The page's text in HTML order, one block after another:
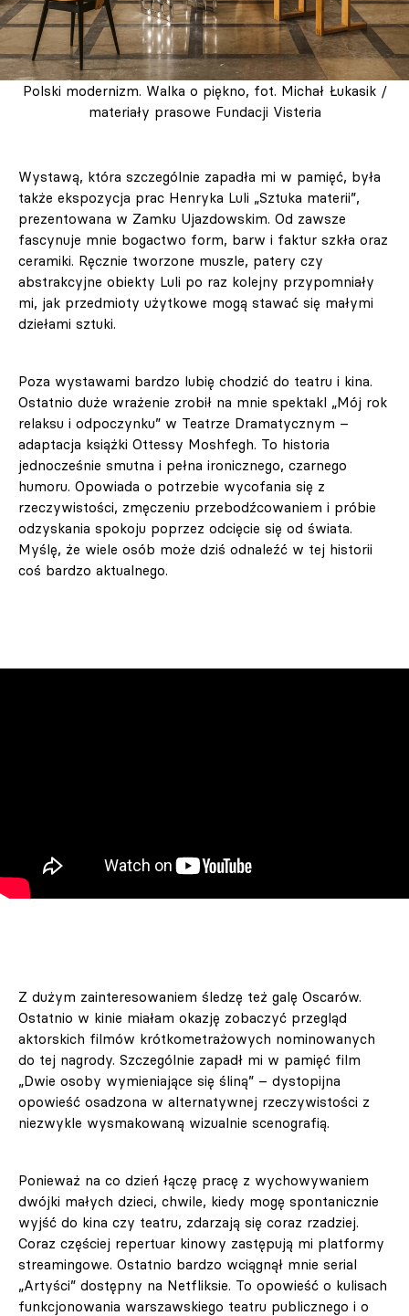
Polski modernizm. Walka o piękno, fot. Michał Łukasik /
materiały prasowe Fundacji Visteria
Wystawą, która szczególnie zapadła mi w pamięć, była
także ekspozycja prac Henryka Luli „Sztuka materii”,
prezentowana w Zamku Ujazdowskim. Od zawsze
fascynuje mnie bogactwo form, barw i faktur szkła oraz
ceramiki. Ręcznie tworzone muszle, patery czy
abstrakcyjne obiekty Luli po raz kolejny przypomniały
mi, jak przedmioty użytkowe mogą stawać się małymi
dziełami sztuki.
Poza wystawami bardzo lubię chodzić do teatru i kina.
Ostatnio duże wrażenie zrobił na mnie spektakl „Mój rok
relaksu i odpoczynku” w Teatrze Dramatycznym –
adaptacja książki Ottessy Moshfegh. To historia
jednocześnie smutna i pełna ironicznego, czarnego
humoru. Opowiada o potrzebie wycofania się z
rzeczywistości, zmęczeniu przebodźcowaniem i próbie
odzyskania spokoju poprzez odcięcie się od świata.
Myślę, że wiele osób może dziś odnaleźć w tej historii
coś bardzo aktualnego.
Z dużym zainteresowaniem śledzę też galę Oscarów.
Ostatnio w kinie miałam okazję zobaczyć przegląd
aktorskich filmów krótkometrażowych nominowanych
do tej nagrody. Szczególnie zapadł mi w pamięć film
„Dwie osoby wymieniające się śliną” – dystopijna
opowieść osadzona w alternatywnej rzeczywistości z
niezwykle wysmakowaną wizualnie scenografią.
Ponieważ na co dzień łączę pracę z wychowywaniem
dwójki małych dzieci, chwile, kiedy mogę spontanicznie
wyjść do kina czy teatru, zdarzają się coraz rzadziej.
Coraz częściej repertuar kinowy zastępują mi platformy
streamingowe. Ostatnio bardzo wciągnął mnie serial
„Artyści” dostępny na Netfliksie. To opowieść o kulisach
funkcjonowania warszawskiego teatru publicznego i o